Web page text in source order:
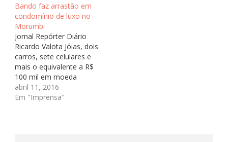
Bando faz arrastão em
condomínio de luxo no
Morumbi
Jornal Repórter Diário
Ricardo Valota Jóias, dois
carros, sete celulares e
mais o equivalente a R$
100 mil em moeda
nacional e estrangeira
foram roubados nesta
abril 11, 2016
Em "Imprensa"